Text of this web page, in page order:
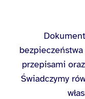
przepisami
Świadczymy